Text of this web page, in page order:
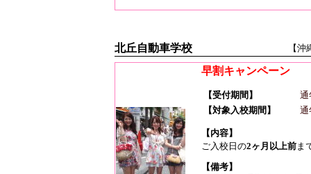
北丘自動車学校 【
早割キャンペーン
【受付期間】
通
【対象入校期間】
通
【内容】
ご入校日の2ヶ月以上前ま
【備考】